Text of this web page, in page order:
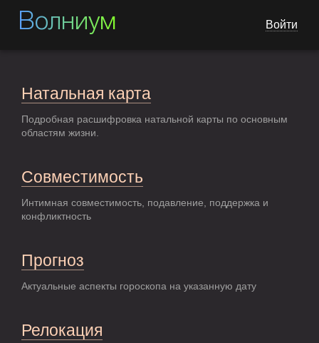
Волниум Войти
Натальная карта
Подробная расшифровка натальной карты по основным
областям жизни.
Совместимость
Интимная совместимость, подавление, поддержка и
конфликтность
Прогноз
Актуальные аспекты гороскопа на указанную дату
Релокация